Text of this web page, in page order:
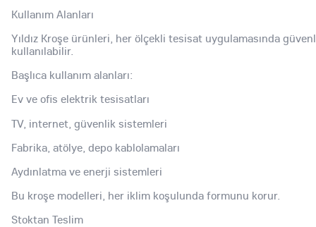
Kullanım Alanları
Yıldız Kroşe ürünleri, her ölçekli tesisat uygulamasında
kullanılabilir.
Başlıca kullanım alanları:
Ev ve ofis elektrik tesisatları
TV, internet, güvenlik sistemleri
Fabrika, atölye, depo kablolamaları
Aydınlatma ve enerji sistemleri
Bu kroşe modelleri, her iklim koşulunda formunu korur.
Stoktan Teslim